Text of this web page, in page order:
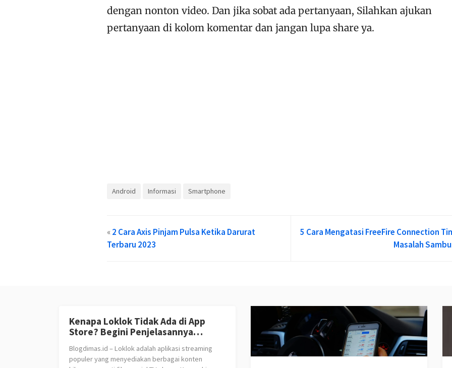
dengan nonton video. Dan jika sobat ada pertanyaan, Silahkan ajukan
pertanyaan di kolom komentar dan jangan lupa share ya.
Android Informasi Smartphone
«2 Cara Axis Pinjam Pulsa Ketika Darurat
Terbaru 2023
5 Cara Mengatasi FreeFire Connection
Masalah
Kenapa Loklok Tidak Ada di App
Store? Begini Penjelasannya…
Blogdimas.id – Loklok adalah aplikasi streaming
populer yang menyediakan berbagai konten